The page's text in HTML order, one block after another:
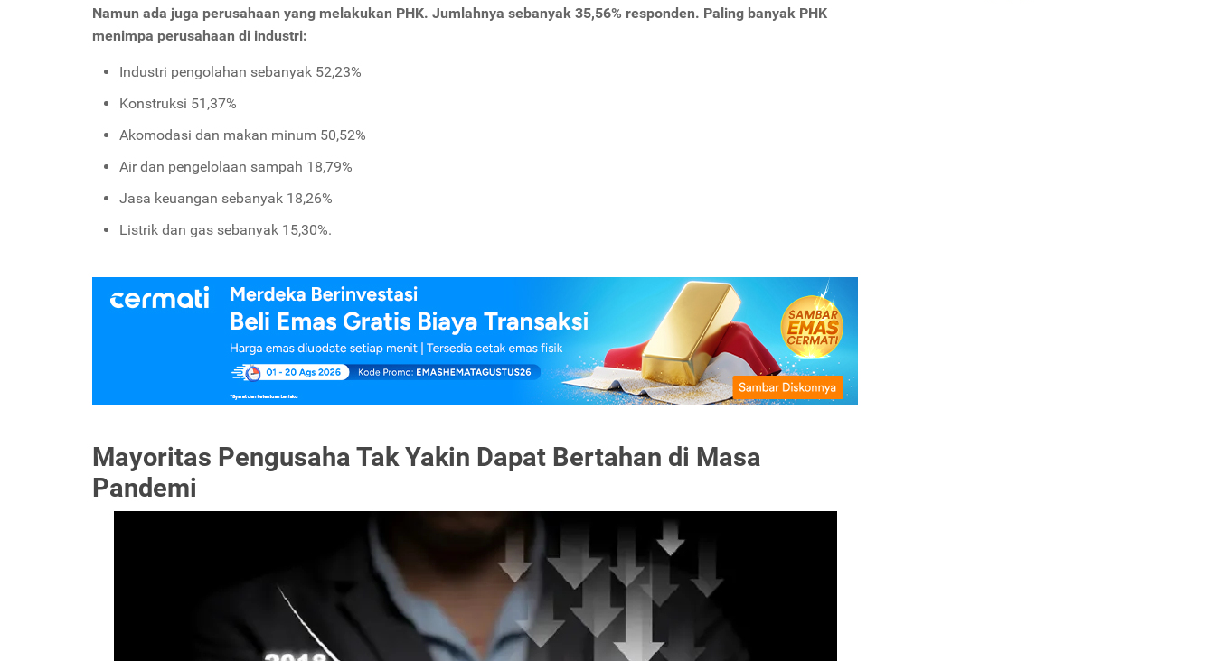
Namun ada juga perusahaan yang melakukan PHK. Jumlahnya sebanyak 35,56% responden. Paling banyak PHK
menimpa perusahaan di industri:
Industri pengolahan sebanyak 52,23%
Konstruksi 51,37%
Akomodasi dan makan minum 50,52%
Air dan pengelolaan sampah 18,79%
Jasa keuangan sebanyak 18,26%
Listrik dan gas sebanyak 15,30%.
Mayoritas Pengusaha Tak Yakin Dapat Bertahan di Masa
Pandemi